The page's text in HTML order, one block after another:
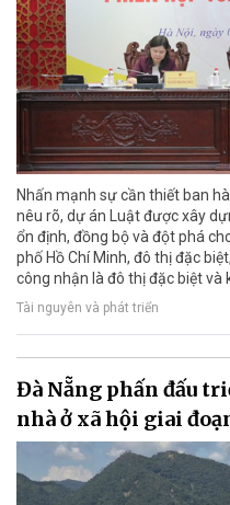
Nhấn mạnh sự cần thiết ban
nêu rõ, dự án Luật được xây
ổn định, đồng bộ và đột phá
phố Hồ Chí Minh, đô thị đặc
công nhận là đô thị đặc biệt và
Tài nguyên và phát triển
Đà Nẵng phấn đấu
nhà ở xã hội giai